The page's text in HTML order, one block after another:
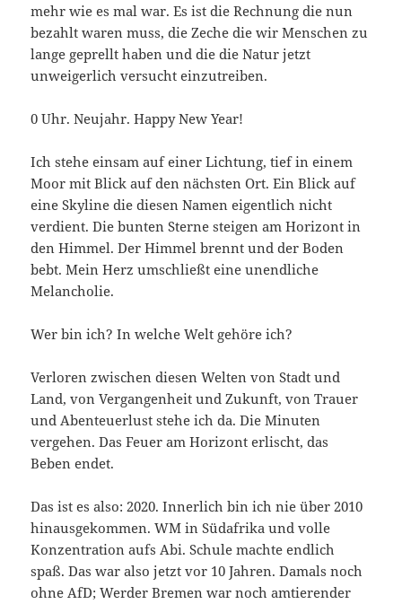
mehr wie es mal war. Es ist die Rechnung die nun
bezahlt waren muss, die Zeche die wir Menschen zu
lange geprellt haben und die die Natur jetzt
unweigerlich versucht einzutreiben.
0 Uhr. Neujahr. Happy New Year!
Ich stehe einsam auf einer Lichtung, tief in einem
Moor mit Blick auf den nächsten Ort. Ein Blick auf
eine Skyline die diesen Namen eigentlich nicht
verdient. Die bunten Sterne steigen am Horizont in
den Himmel. Der Himmel brennt und der Boden
bebt. Mein Herz umschließt eine unendliche
Melancholie.
Wer bin ich? In welche Welt gehöre ich?
Verloren zwischen diesen Welten von Stadt und
Land, von Vergangenheit und Zukunft, von Trauer
und Abenteuerlust stehe ich da. Die Minuten
vergehen. Das Feuer am Horizont erlischt, das
Beben endet.
Das ist es also: 2020. Innerlich bin ich nie über 2010
hinausgekommen. WM in Südafrika und volle
Konzentration aufs Abi. Schule machte endlich
spaß. Das war also jetzt vor 10 Jahren. Damals noch
ohne AfD; Werder Bremen war noch amtierender